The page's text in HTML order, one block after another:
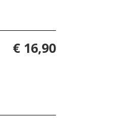
€ 16,90